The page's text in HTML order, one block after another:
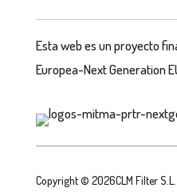
Esta web es un proyecto
Europea-Next Generation
Copyright © 2026CLM Filter S.L.